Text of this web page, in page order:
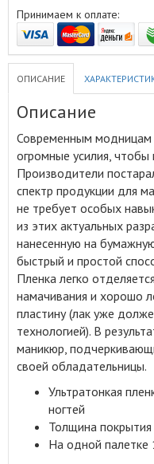
Принимаем к оплате:
ОПИСАНИЕ
Описание
Современным модницам
огромные усилия, чтобы
Производители
спектр продукции для
не требует особых
из этих актуальных
нанесенную на
быстрый и простой
Пленка легко
намачивания и хорошо
пластину (лак уже
технологией). В
маникюр,
своей обладательницы.
Ультратонкая
ногтей
Толщина
На одной палетке